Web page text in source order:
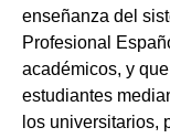
enseñanza del
Profesional
académicos, y
estudiantes
los universitarios,